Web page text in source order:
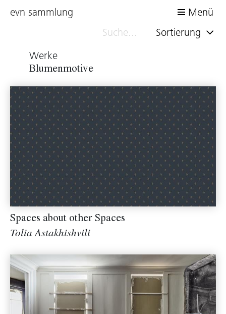
evn sammlung
Menü
Sortierung
Werke
Blumenmotive
Spaces about other Spaces
Tolia Astakhishvili